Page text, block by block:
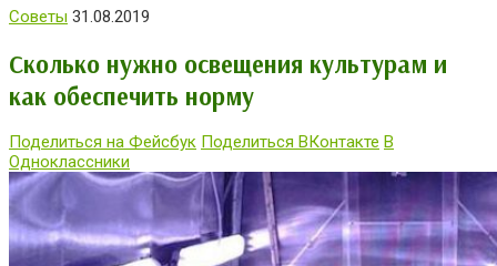
Советы 31.08.2019
Сколько нужно освещения культурам и
как обеспечить норму
Поделиться на Фейсбук Поделиться ВКонтакте В
Одноклассники